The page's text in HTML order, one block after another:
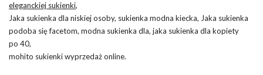
eleganckiej sukienki,
Jaka sukienka dla niskiej osoby, sukienka modna kiecka, Jaka sukienka
podoba się facetom, modna sukienka dla, jaka sukienka dla kopiety
po 40,
mohito sukienki wyprzedaż online.